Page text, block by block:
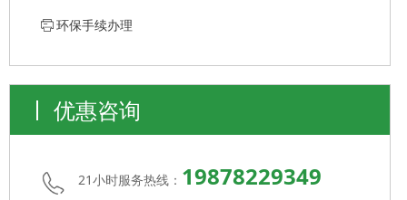
优惠咨询
21小时服务热线： 19878229349
ꁧ 环保手续办理